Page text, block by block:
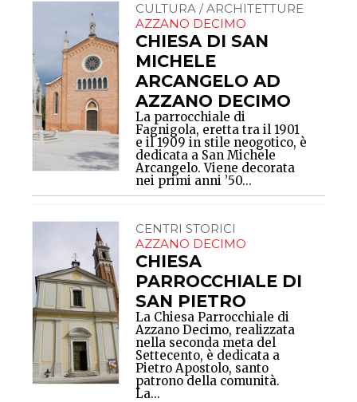
CULTURA / ARCHITETTURE
AZZANO DECIMO
CHIESA DI SAN
MICHELE
ARCANGELO AD
AZZANO DECIMO
La parrocchiale di
Fagnigola, eretta tra il 1901
e il 1909 in stile neogotico, è
dedicata a San Michele
Arcangelo. Viene decorata
nei primi anni ’50...
CENTRI STORICI
AZZANO DECIMO
CHIESA
PARROCCHIALE DI
SAN PIETRO
La Chiesa Parrocchiale di
Azzano Decimo, realizzata
nella seconda meta del
Settecento, è dedicata a
Pietro Apostolo, santo
patrono della comunità.
La...